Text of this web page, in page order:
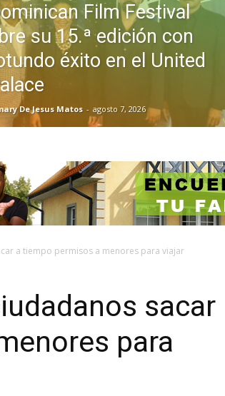
Film Festival
su 15.ª edición con
éxito en el United
De Jesus Matos - agosto 7, 2026
a tiempo permisos a menores para viajar
sacar
para